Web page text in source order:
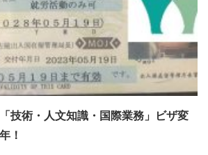
技術・人文知識・国際業務」ビザ変
！